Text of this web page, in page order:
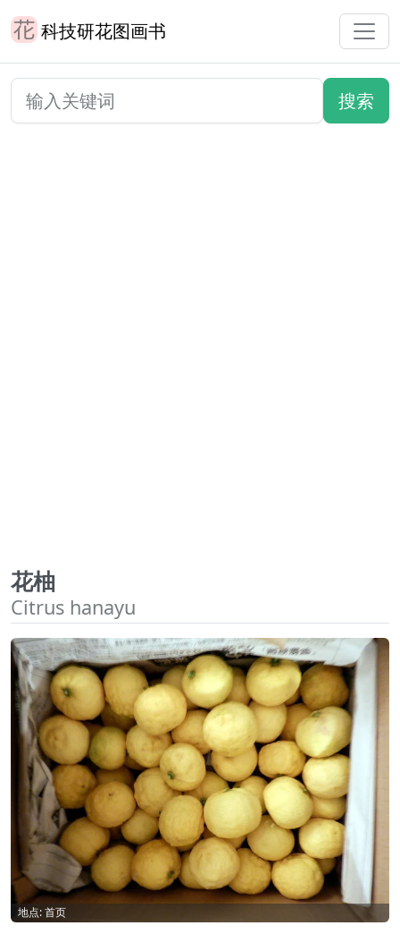
科技研花图画书
花柚
Citrus hanayu
地点: 首页